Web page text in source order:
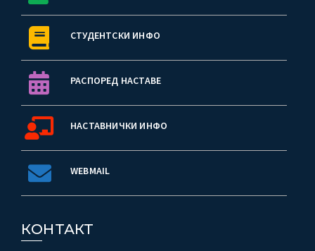
СТУДЕНТСКИ ИНФО
РАСПОРЕД НАСТАВЕ
НАСТАВНИЧКИ ИНФО
WEBMAIL
КОНТАКТ